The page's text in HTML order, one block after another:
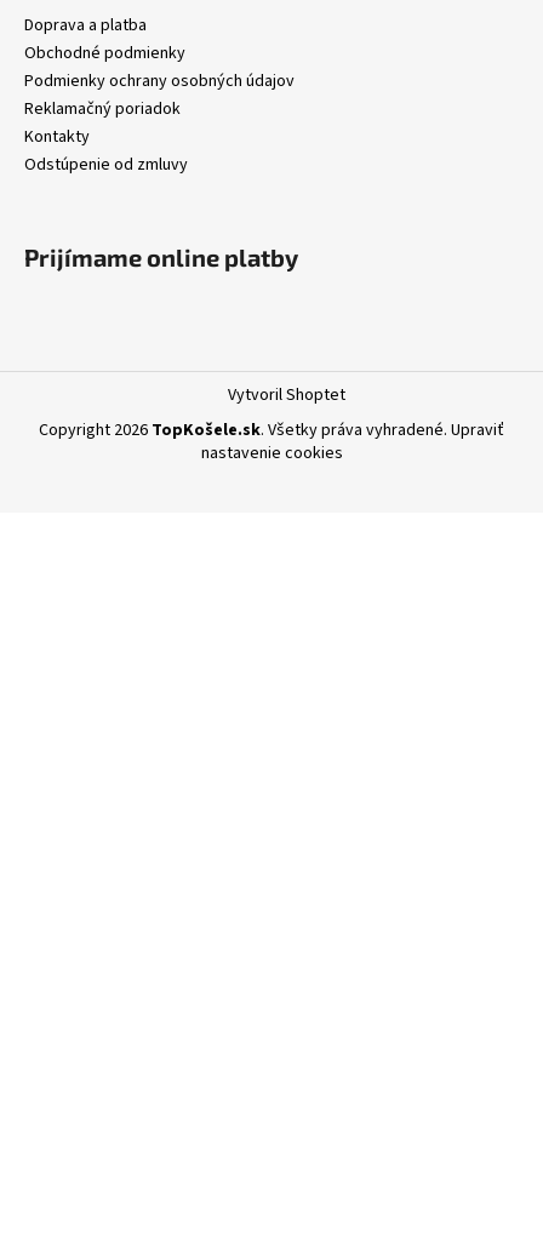
Doprava a platba
Obchodné podmienky
Podmienky ochrany osobných údajov
Reklamačný poriadok
Kontakty
Odstúpenie od zmluvy
Prijímame online platby
Vytvoril Shoptet
Copyright 2026 TopKošele.sk. Všetky práva vyhradené. Upraviť
nastavenie cookies